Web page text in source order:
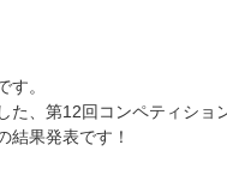
す。
た、第12回コンペティショ
結果発表です！